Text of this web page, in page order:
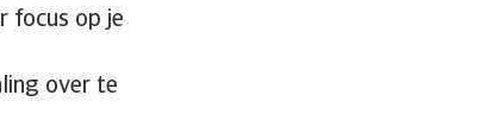
focus op je
over te